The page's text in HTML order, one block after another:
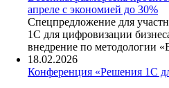
апреле с экономией до 30%
Спецпредложение для
1С для цифровизации
внедрение по методологии
18.02.2026
Конференция «Решения 1С